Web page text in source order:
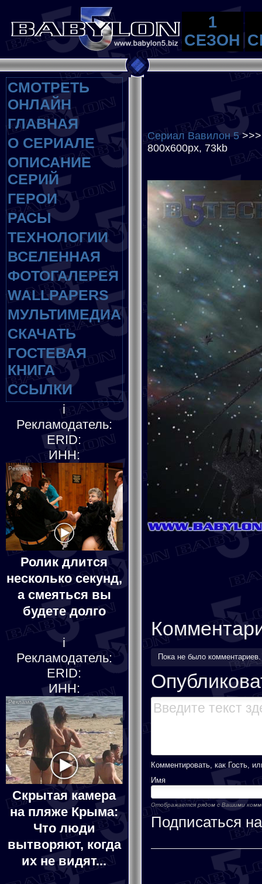
1
СЕЗОН
СМОТРЕТЬ
ОНЛАЙН
ГЛАВНАЯ
О СЕРИАЛЕ
ОПИСАНИЕ
СЕРИЙ
ГЕРОИ
РАСЫ
ТЕХНОЛОГИИ
ВСЕЛЕННАЯ
ФОТОГАЛЕРЕЯ
WALLPAPERS
МУЛЬТИМЕДИА
СКАЧАТЬ
ГОСТЕВАЯ
КНИГА
ССЫЛКИ
i
Рекламодатель:
ERID:
ИНН:
Ролик длится
несколько секунд,
а смеяться вы
будете долго
i
Рекламодатель:
ERID:
ИНН:
Скрытая камера
на пляже Крыма:
Что люди
вытворяют, когда
их не видят...
Сериал Вавилон 5
800x600px, 73kb
Пока не было
Комментировать, как Гость,
Имя
Отображается рядом с Вашими
Подписаться